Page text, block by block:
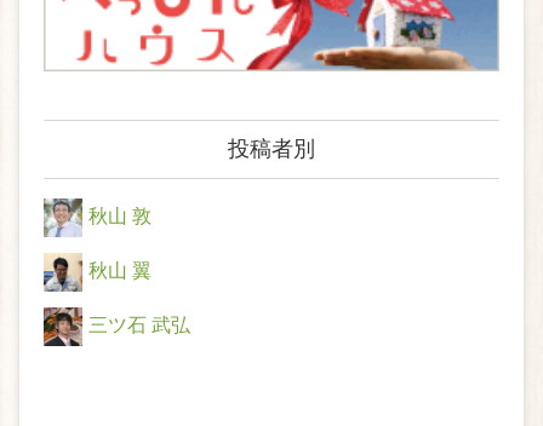
投稿者別
秋山 敦
秋山 翼
三ツ石 武弘